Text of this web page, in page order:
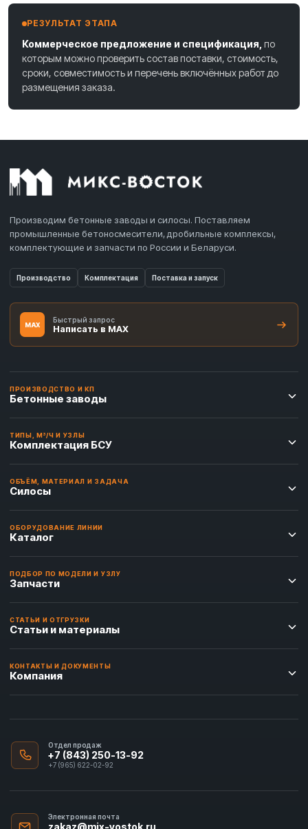
РЕЗУЛЬТАТ ЭТАПА
Коммерческое предложение и спецификация, по
которым можно проверить состав поставки, стоимость,
сроки, совместимость и перечень включённых работ до
размещения заказа.
Производим бетонные заводы и силосы. Поставляем
промышленные бетоносмесители, дробильные комплексы,
комплектующие и запчасти по России и Беларуси.
Производство Комплектация Поставка и запуск
MAX
Быстрый запрос
Написать в MAX
ПРОИЗВОДСТВО И КП
Бетонные заводы
ТИПЫ, М³/Ч И УЗЛЫ
Комплектация БСУ
ОБЪЁМ, МАТЕРИАЛ И ЗАДАЧА
Силосы
ОБОРУДОВАНИЕ ЛИНИИ
Каталог
ПОДБОР ПО МОДЕЛИ И УЗЛУ
Запчасти
СТАТЬИ И ОТГРУЗКИ
Статьи и материалы
КОНТАКТЫ И ДОКУМЕНТЫ
Компания
Отдел продаж
+7 (843) 250-13-92
+7 (965) 622-02-92
Электронная почта
zakaz@mix-vostok.ru